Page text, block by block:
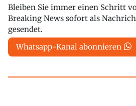
Bleiben Sie immer einen Schritt
Breaking News sofort als
gesendet.
Whatsapp-Kanal abonnieren